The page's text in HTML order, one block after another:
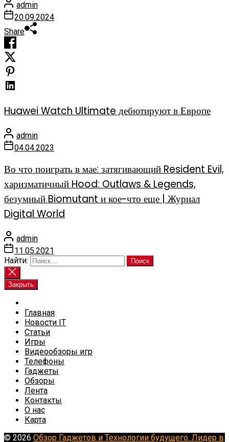
admin
20.09.2024
Share
Huawei Watch Ultimate дебютируют в Европе
admin
04.04.2023
Во что поиграть в мае: затягивающий Resident Evil,
харизматичный Hood: Outlaws & Legends,
безумный Biomutant и кое-что еще | Журнал
Digital World
admin
11.05.2021
Найти:
Закрыть
Главная
Новости IT
Статьи
Игры
Видеообзоры игр
Телефоны
Гаджеты
Обзоры
Лента
Контакты
О нас
Карта
© 2026 Обзор Гаджетов и Технологии будущего. Лидер в